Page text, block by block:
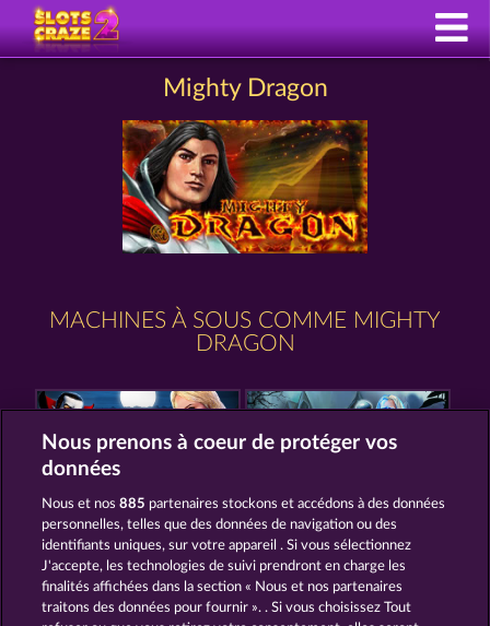
Mighty Dragon
MACHINES À SOUS COMME MIGHTY
DRAGON
CREATURES OF THE NIGHT CRYSTAL BALL
Nous prenons à coeur de protéger vos
données
Nous et nos885 partenaires stockons et accédons à des données
personnelles, telles que des données de navigation ou des
identifiants uniques, sur votre appareil . Si vous sélectionnez
J'accepte, les technologies de suivi prendront en charge les
finalités affichées dans la section « Nous et nos partenaires
traitons des données pour fournir ». . Si vous choisissez Tout